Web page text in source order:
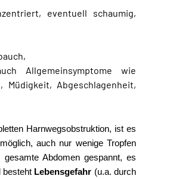
eventuell schaumig,
Allgemeinsymptome wie
Müdigkeit, Abgeschlagenheit,
Harnwegsobstruktion, ist es
auch nur wenige Tropfen
Abdomen gespannt, es
besteht Lebensgefahr (u.a. durch